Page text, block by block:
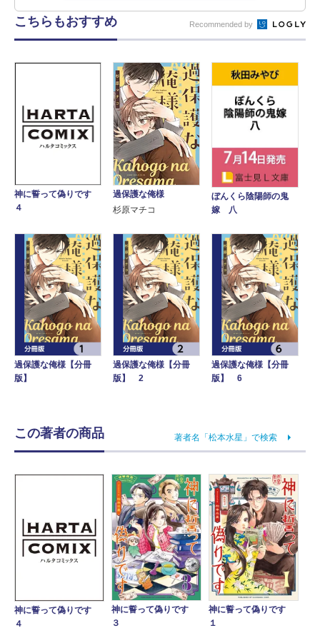
こちらもおすすめ Recommended by
神に誓って偽りです
４
過保護な俺様
杉原マチコ
ぼんくら陰陽師の鬼
嫁 八
過保護な俺様【分冊
版】
過保護な俺様【分冊
版】 2
過保護な俺様【分冊
版】 6
この著者の商品 著者名「松本水星」で検索
神に誓って偽りです
４
神に誓って偽りです
３
神に誓って偽りです
１